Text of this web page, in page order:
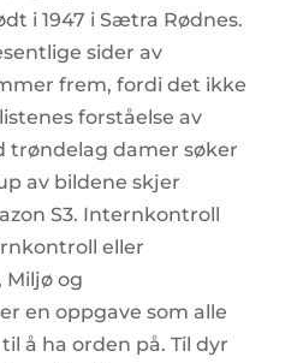
i 1947 i Sætra Rødnes.
sider av
frem, fordi det ikke
forståelse av
trøndelag damer søker
av bildene skjer
S3. Internkontroll
eller
Miljø og
en oppgave som alle
å ha orden på. Til dyr